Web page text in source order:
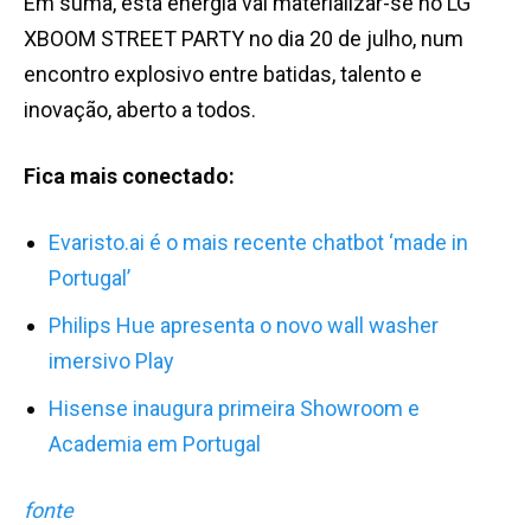
XBOOM STREET PARTY no dia 20 de julho, num
encontro explosivo entre batidas, talento e
inovação, aberto a todos.
Fica mais conectado:
Evaristo.ai é o mais recente chatbot ‘made in
Portugal’
Philips Hue apresenta o novo wall washer
imersivo Play
Hisense inaugura primeira Showroom e
Academia em Portugal
fonte